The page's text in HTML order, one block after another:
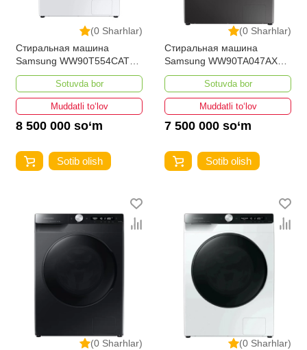
(0 Sharhlar)
Стиральная машина
Samsung WW90T554CATLD
9-кг
Sotuvda bor
Muddatli to‘lov
8 500 000 so‘m
Sotib olish
(0 Sharhlar)
Стиральная машина
Samsung WW90TA047AXLD
9-кг
Sotuvda bor
Muddatli to‘lov
7 500 000 so‘m
Sotib olish
(0 Sharhlar)
(0 Sharhlar)